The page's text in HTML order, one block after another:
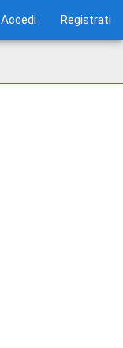
Accedi Registrati